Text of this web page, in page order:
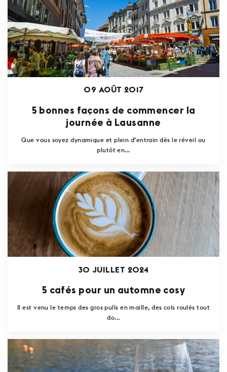
09 AOÛT 2017
5 bonnes façons de commencer la
journée à Lausanne
Que vous soyez dynamique et plein d’entrain dès le réveil ou
plutôt en...
30 JUILLET 2024
5 cafés pour un automne cosy
Il est venu le temps des gros pulls en maille, des cols roulés tout
do...